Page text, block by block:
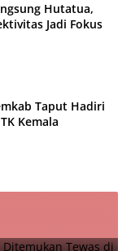
Hutatua,
Jadi Fokus
Taput Hadiri
Kemala
Tewas